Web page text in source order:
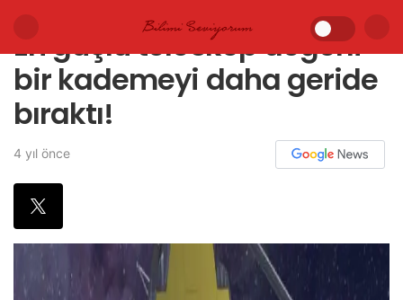
En güçlü teleskop değerli
bir kademeyi daha geride
bıraktı!
4 yıl önce